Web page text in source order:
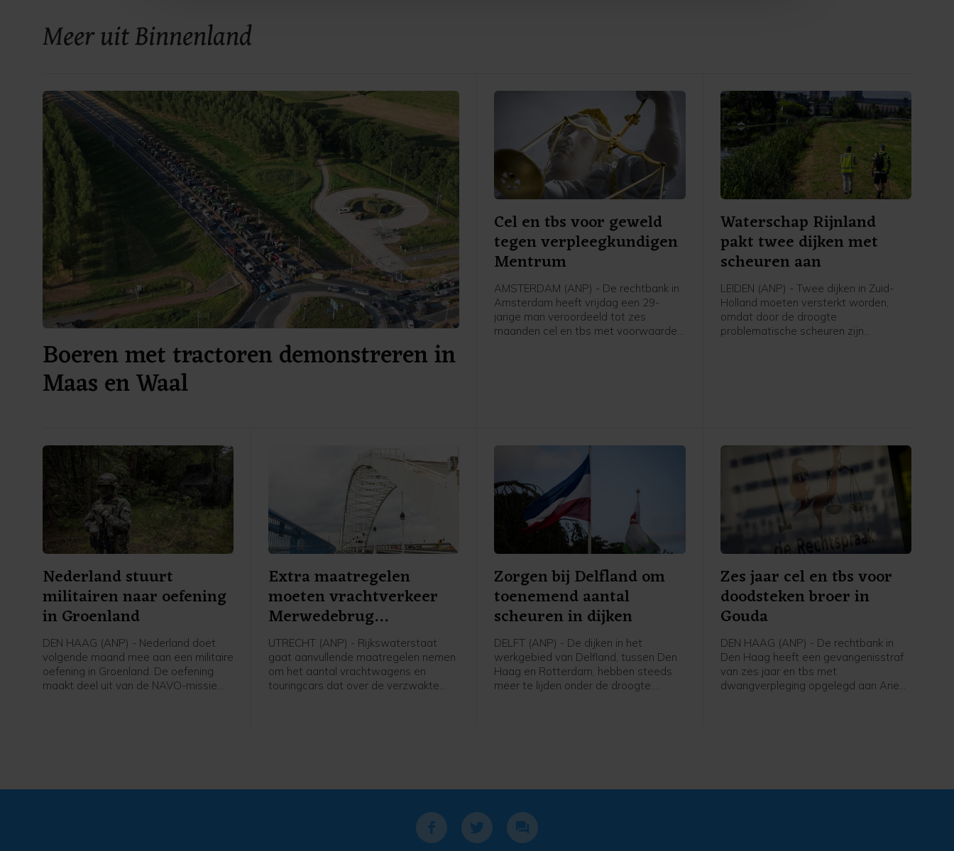
Meer uit Binnenland
Boeren met tractoren demonstreren in
Maas en Waal
Cel en tbs voor geweld
tegen verpleegkundigen
Mentrum
AMSTERDAM (ANP) - De rechtbank in
Amsterdam heeft vrijdag een 29-
jarige man veroordeeld tot zes
maanden cel en tbs met voorwaarden
Waterschap Rijnland
pakt twee dijken met
scheuren aan
LEIDEN (ANP) - Twee dijken in Zuid-
Holland moeten versterkt worden,
omdat door de droogte
problematische scheuren zijn
Nederland stuurt
militairen naar oefening
in Groenland
DEN HAAG (ANP) - Nederland doet
volgende maand mee aan een militaire
oefening in Groenland. De oefening
maakt deel uit van de NAVO-missie
Extra maatregelen
moeten vrachtverkeer
Merwedebrug
terugdringen
UTRECHT (ANP) - Rijkswaterstaat
gaat aanvullende maatregelen nemen
om het aantal vrachtwagens en
touringcars dat over de verzwakte
Zorgen bij Delfland om
toenemend aantal
scheuren in dijken
DELFT (ANP) - De dijken in het
werkgebied van Delfland, tussen Den
Haag en Rotterdam, hebben steeds
meer te lijden onder de droogte.
Zes jaar cel en tbs voor
doodsteken broer in
Gouda
DEN HAAG (ANP) - De rechtbank in
Den Haag heeft een gevangenisstraf
van zes jaar en tbs met
dwangverpleging opgelegd aan Arie